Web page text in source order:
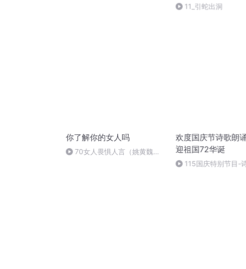
11_引蛇出洞
你了解你的女人吗
70女人畏惧人言（姚黄魏
欢度国庆节诗歌
迎祖国72华诞
115国庆特别节目-